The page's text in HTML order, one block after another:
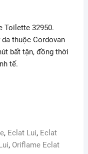
Toilette 32950.
thuộc Cordovan
bất tận, đồng thời
tế.
, Eclat Lui, Eclat
, Oriflame Eclat